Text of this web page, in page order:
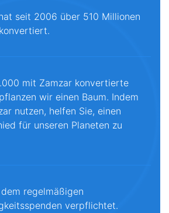
seit 2006 über 510 Millionen
mit Zamzar konvertierte
wir einen Baum. Indem
nutzen, helfen Sie, einen
für unseren Planeten zu
regelmäßigen
verpflichtet.